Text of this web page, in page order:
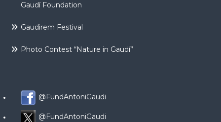
Gaudí Foundation
Gaudirem Festival
Photo Contest “Nature in Gaudí”
@FundAntoniGaudi
@FundAntoniGaudi